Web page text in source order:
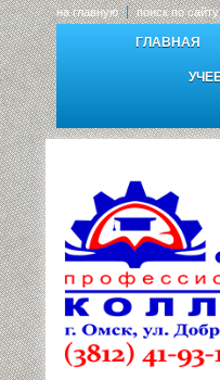
на главную поиск по сайту
ГЛАВНАЯ